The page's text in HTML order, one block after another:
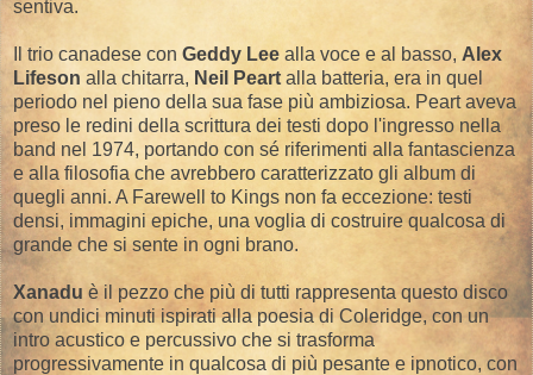
sentiva.
Il trio canadese con Geddy Lee alla voce e al basso, Alex
Lifeson alla chitarra, Neil Peart alla batteria, era in quel
periodo nel pieno della sua fase più ambiziosa. Peart aveva
preso le redini della scrittura dei testi dopo l'ingresso nella
band nel 1974, portando con sé riferimenti alla fantascienza
e alla filosofia che avrebbero caratterizzato gli album di
quegli anni. A Farewell to Kings non fa eccezione: testi
densi, immagini epiche, una voglia di costruire qualcosa di
grande che si sente in ogni brano.
Xanadu è il pezzo che più di tutti rappresenta questo disco
con undici minuti ispirati alla poesia di Coleridge, con un
intro acustico e percussivo che si trasforma
progressivamente in qualcosa di più pesante e ipnotico, con